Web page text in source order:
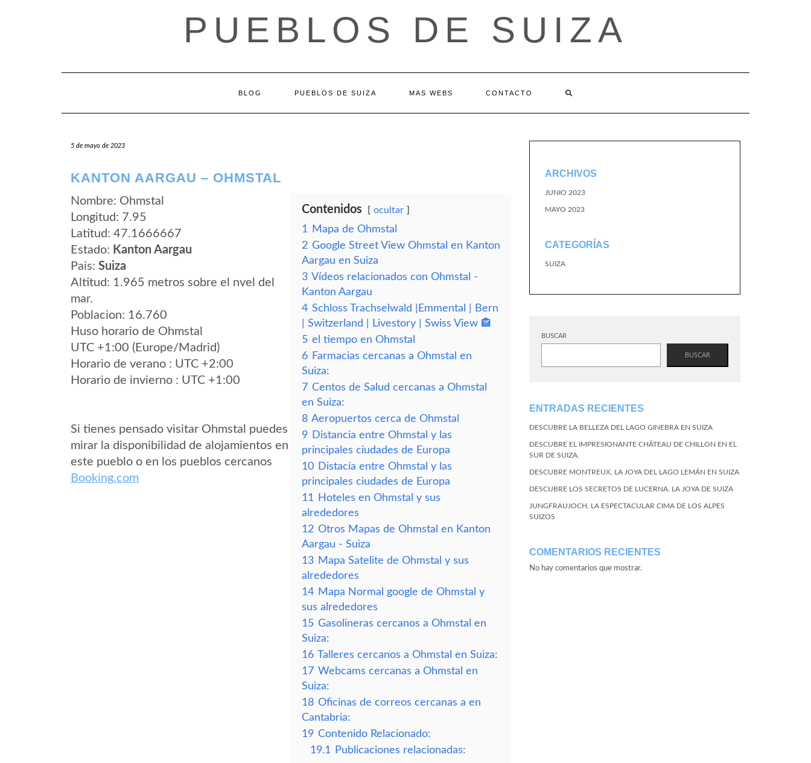
PUEBLOS DE SUIZA
BLOG PUEBLOS DE SUIZA MAS WEBS CONTACTO
5 de mayo de 2023
KANTON AARGAU – OHMSTAL
Nombre: Ohmstal
Longitud: 7.95
Latitud: 47.1666667
Estado: Kanton Aargau
Pais: Suiza
Altitud: 1.965 metros sobre el nvel del
mar.
Poblacion: 16.760
Huso horario de Ohmstal
UTC +1:00 (Europe/Madrid)
Horario de verano : UTC +2:00
Horario de invierno : UTC +1:00
Si tienes pensado visitar Ohmstal puedes
mirar la disponibilidad de alojamientos en
este pueblo o en los pueblos cercanos
Booking.com
Contenidos ocultar
1
Mapa de Ohmstal
2 Google Street View Ohmstal en Kanton
Aargau en Suiza
3 Vídeos relacionados con Ohmstal -
Kanton Aargau
4 Schloss Trachselwald |Emmental | Bern
| Switzerland | Livestory | Swiss View 🏤
5 el tiempo en Ohmstal
6 Farmacias cercanas a Ohmstal en
Suiza:
7 Centos de Salud cercanas a Ohmstal
en Suiza:
8 Aeropuertos cerca de Ohmstal
9 Distancia entre Ohmstal y las
principales ciudades de Europa
10 Distacia entre Ohmstal y las
principales ciudades de Europa
11
Hoteles en Ohmstal y sus
alrededores
12 Otros Mapas de Ohmstal en Kanton
Aargau - Suiza
13 Mapa Satelite de Ohmstal y sus
alrededores
14 Mapa Normal google de Ohmstal y
sus alrededores
15 Gasolineras cercanos a Ohmstal en
Suiza:
16 Talleres cercanos a Ohmstal en Suiza:
17 Webcams cercanas a Ohmstal en
Suiza:
18 Oficinas de correos cercanas a en
Cantabria:
19 Contenido Relacionado:
19.1
Publicaciones relacionadas:
ARCHIVOS
JUNIO 2023
MAYO 2023
CATEGORÍAS
SUIZA
BUSCAR
BUSCAR
ENTRADAS RECIENTES
DESCUBRE LA BELLEZA DEL LAGO GINEBRA EN SUIZA
DESCUBRE EL IMPRESIONANTE CHÂTEAU DE CHILLON EN EL
SUR DE SUIZA.
DESCUBRE MONTREUX, LA JOYA DEL LAGO LEMÁN EN SUIZA
DESCUBRE LOS SECRETOS DE LUCERNA, LA JOYA DE SUIZA
JUNGFRAUJOCH, LA ESPECTACULAR CIMA DE LOS ALPES
SUIZOS
COMENTARIOS RECIENTES
No hay comentarios que mostrar.